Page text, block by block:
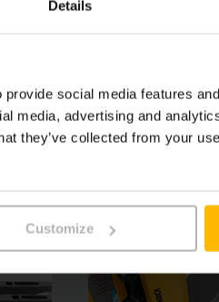
Details
social media features
media, advertising and
they’ve collected from your
Customize